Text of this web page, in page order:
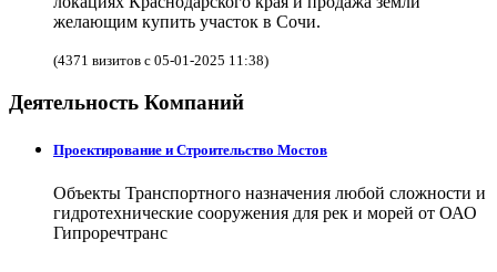
желающим купить участок в Сочи.
(4371 визитов с 05-01-2025 11:38)
Деятельность Компаний
Проектирование и Строительство Мостов
Объекты Транспортного назначения любой сложности и
гидротехнические сооружения для рек и морей от ОАО
Гипроречтранс